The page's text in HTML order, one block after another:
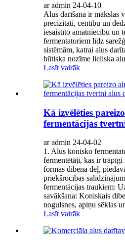
ar admin 24-04-10
Alus darīšana ir mākslas
precizitāti, centību un
iesaistīto amatniecību un
fermentatoriem līdz
sistēmām, katrai alus
būtiska nozīme lieliska
Lasīt vairāk
Kā izvēlēties
fermentācijas
ar admin 24-04-02
1. Alus konisko
fermentētāji, kas ir trāpīgi
formas dibena dēļ,
priekšrocības
fermentācijas traukiem:
savākšana: Koniskais
nogulsnes, apiņu sēklas
Lasīt vairāk